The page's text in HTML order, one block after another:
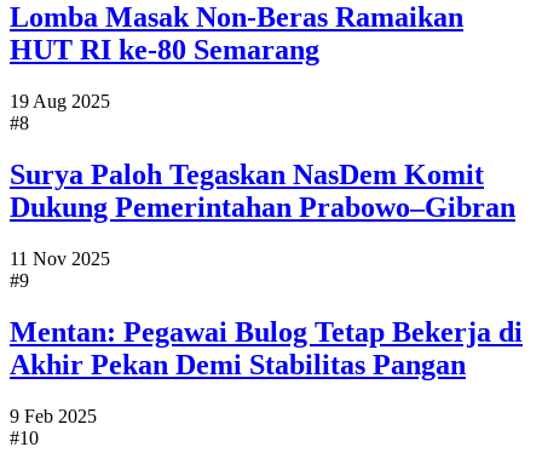
Lomba Masak Non-Beras Ramaikan
HUT RI ke-80 Semarang
19 Aug 2025
#8
Surya Paloh Tegaskan NasDem Komit
Dukung Pemerintahan Prabowo–Gibran
11 Nov 2025
#9
Mentan: Pegawai Bulog Tetap Bekerja di
Akhir Pekan Demi Stabilitas Pangan
9 Feb 2025
#10